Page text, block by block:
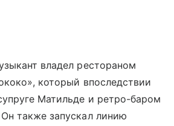
владел рестораном
который впоследствии
Матильде и ретро-баром
также запускал линию